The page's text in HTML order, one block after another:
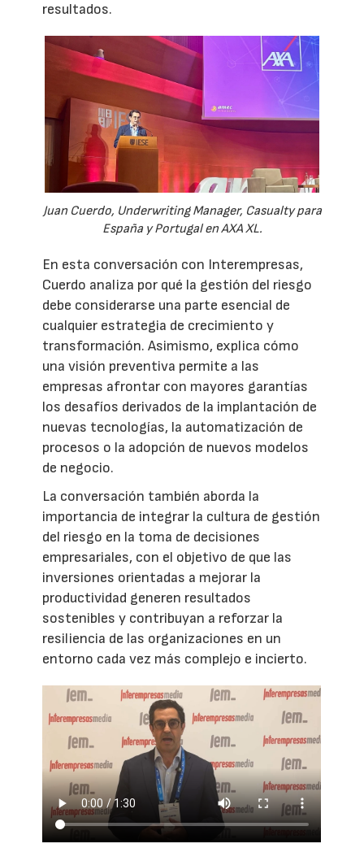
resultados.
Juan Cuerdo, Underwriting Manager, Casualty para
España y Portugal en AXA XL.
En esta conversación con Interempresas,
Cuerdo analiza por qué la gestión del riesgo
debe considerarse una parte esencial de
cualquier estrategia de crecimiento y
transformación. Asimismo, explica cómo
una visión preventiva permite a las
empresas afrontar con mayores garantías
los desafíos derivados de la implantación de
nuevas tecnologías, la automatización de
procesos o la adopción de nuevos modelos
de negocio.
La conversación también aborda la
importancia de integrar la cultura de gestión
del riesgo en la toma de decisiones
empresariales, con el objetivo de que las
inversiones orientadas a mejorar la
productividad generen resultados
sostenibles y contribuyan a reforzar la
resiliencia de las organizaciones en un
entorno cada vez más complejo e incierto.